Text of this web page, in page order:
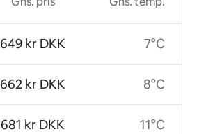
649 kr DKK
662 kr DKK
681 kr DKK
7°C
8°C
11°C